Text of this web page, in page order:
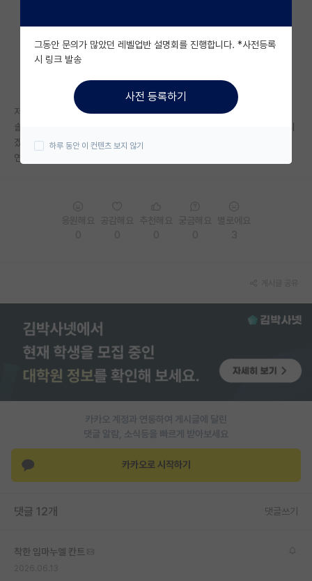
자유 게시판(아무개랩)
미국 유학 게시판
미국 대학원 합격 후기 게시판
대학원생 모집 게시판
연구실(PI) 홍보 게시판
임용 후기 게시판
PI 전용 게시판
인문사회 계열 게시판
특수/전문대학원 게시판
반도체/AI 게시판
장학금/장학생 게시판
유학교육
저희 대학원생 10명이서 여름에 해외로 학회를 가는데
솔직히 혼자 다니고 싶어서요.. 만약 여러분들 연구실에서 한명이 혼자 다니
겠다고 말하면 어떻게 보일 것 같나요
연구실에서 위치는 중간쯤입니다 나이나 경력으로나
카카오 계정과 연동하여 게시글에 달린
댓글 알람, 소식등을 빠르게 받아보세요
카카오로 시작하기
댓글 12개 댓글쓰기
착한 임마누엘 칸트
그동안 문의가 많았던 레벨업반 설명회를 진행합니다. *사전등록
시 링크 발송
사전 등록하기
하루 동안 이 컨텐츠 보지 않기